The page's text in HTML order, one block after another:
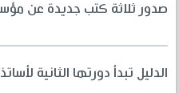
صدور ثلاثة كتب جديدة عن
الدليل تبدأ دورتها الثانية